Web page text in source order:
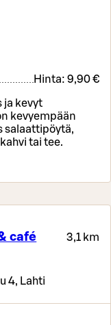
Hinta: 9,90 €
ja kevyt
kevyempään
salaattipöytä,
tai tee.
café 3,1 km
4, Lahti